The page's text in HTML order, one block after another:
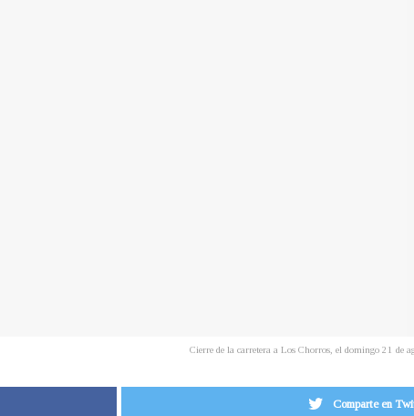
Cierre de la carretera a Los Chorros, el domingo 21 de
Comparte en